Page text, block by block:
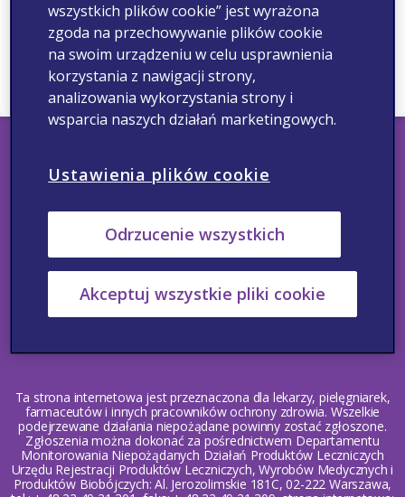
Zaloguj się
PL-MUL-2026-00001
Informacja medyczna
Polityka Prywatności
Ta strona internetowa jest przeznaczona dla lekarzy, pielęgniarek,
farmaceutów i innych pracowników ochrony zdrowia. Wszelkie
podejrzewane działania niepożądane powinny zostać zgłoszone.
Zgłoszenia można dokonać za pośrednictwem Departamentu
Monitorowania Niepożądanych Działań Produktów Leczniczych
Urzędu Rejestracji Produktów Leczniczych, Wyrobów Medycznych i
Produktów Biobójczych: Al. Jerozolimskie 181C, 02-222 Warszawa,
wszystkich plików cookie” jest wyrażona
zgoda na przechowywanie plików cookie
na swoim urządzeniu w celu usprawnienia
korzystania z nawigacji strony,
analizowania wykorzystania strony i
wsparcia naszych działań marketingowych.
Ustawienia plików cookie
Odrzucenie wszystkich
Akceptuj wszystkie pliki cookie